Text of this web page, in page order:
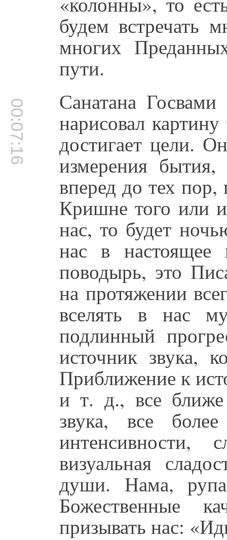
будем встречать
многих
пути.
00:07:16 Санатана
нарисовал
достигает цели.
измерения
вперед до тех
Кришне того или
нас, то будет
нас в настоящее
поводырь, это
на протяжении
вселять в нас
подлинный
источник звука,
Приближение к
и т. д., все
звука, все
интенсивности,
визуальная
души. Нама,
Божественные
призывать нас: